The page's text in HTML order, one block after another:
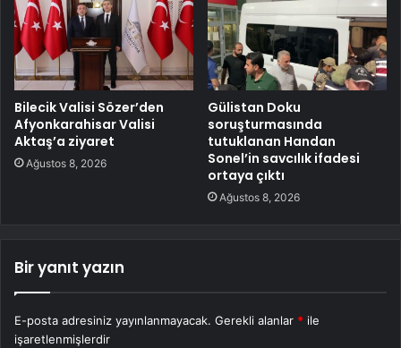
Bilecik Valisi Sözer’den
Afyonkarahisar Valisi
Aktaş’a ziyaret
Ağustos 8, 2026
Gülistan Doku
soruşturmasında
tutuklanan Handan
Sonel’in savcılık ifadesi
ortaya çıktı
Ağustos 8, 2026
Bir yanıt yazın
E-posta adresiniz yayınlanmayacak. Gerekli alanlar * ile
işaretlenmişlerdir